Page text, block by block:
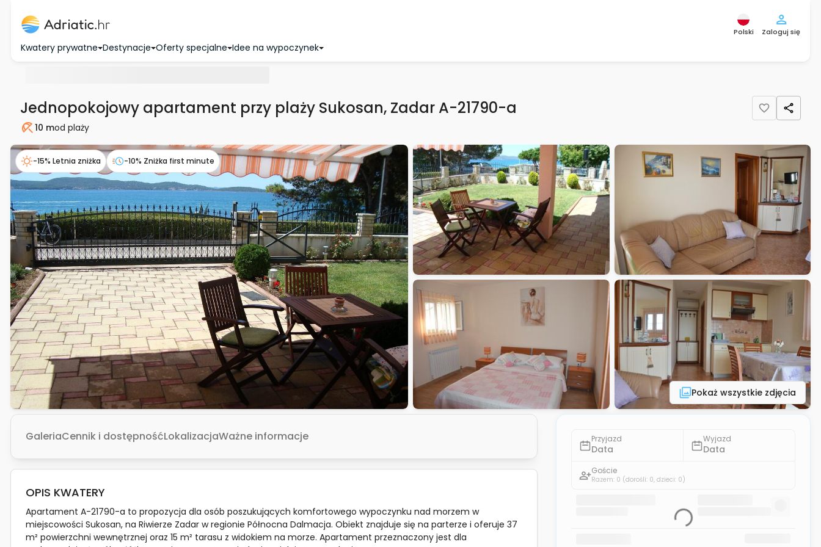
Polski Zaloguj się
Kwatery prywatne Destynacje Oferty specjalne Idee na wypoczynek
Jednopokojowy apartament przy plaży Sukosan, Zadar A-21790-a
Plaża10 mod plaży
Pokaż wszystkie zdjęcia
-15% Letnia zniżka -10% Zniżka first minute
GaleriaCennik i dostępnośćLokalizacjaWażne informacje
OPIS KWATERY
Apartament A-21790-a to propozycja dla osób poszukujących komfortowego wypoczynku nad morzem w
miejscowości Sukosan, na Riwierze Zadar w regionie Północna Dalmacja. Obiekt znajduje się na parterze i oferuje 37
m² powierzchni wewnętrznej oraz 15 m² tarasu z widokiem na morze. Apartament przeznaczony jest dla
Przyjazd
Data
Wyjazd
Data
Goście
Razem: 0 (dorośli: 0, dzieci: 0)